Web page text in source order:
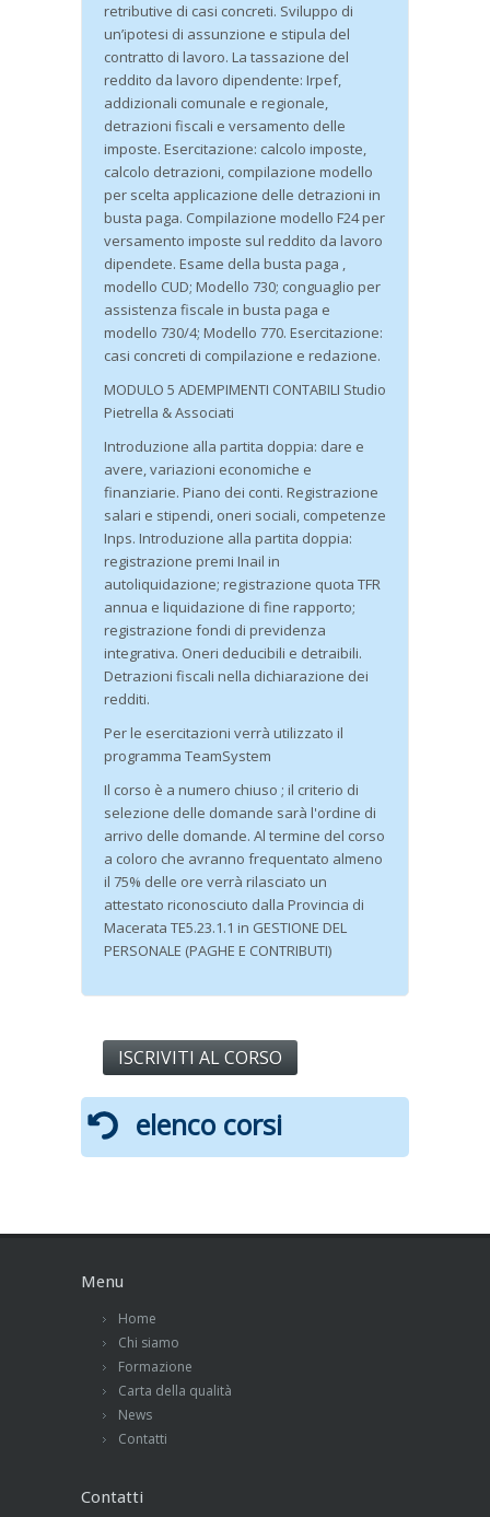
retributive di casi concreti. Sviluppo di
un’ipotesi di assunzione e stipula del
contratto di lavoro. La tassazione del
reddito da lavoro dipendente: Irpef,
addizionali comunale e regionale,
detrazioni fiscali e versamento delle
imposte. Esercitazione: calcolo imposte,
calcolo detrazioni, compilazione modello
per scelta applicazione delle detrazioni in
busta paga. Compilazione modello F24 per
versamento imposte sul reddito da lavoro
dipendete. Esame della busta paga ,
modello CUD; Modello 730; conguaglio per
assistenza fiscale in busta paga e
modello 730/4; Modello 770. Esercitazione:
casi concreti di compilazione e redazione.
MODULO 5 ADEMPIMENTI CONTABILI Studio
Pietrella & Associati
Introduzione alla partita doppia: dare e
avere, variazioni economiche e
finanziarie. Piano dei conti. Registrazione
salari e stipendi, oneri sociali, competenze
Inps. Introduzione alla partita doppia:
registrazione premi Inail in
autoliquidazione; registrazione quota TFR
annua e liquidazione di fine rapporto;
registrazione fondi di previdenza
integrativa. Oneri deducibili e detraibili.
Detrazioni fiscali nella dichiarazione dei
redditi.
Per le esercitazioni verrà utilizzato il
programma TeamSystem
Il corso è a numero chiuso ; il criterio di
selezione delle domande sarà l'ordine di
arrivo delle domande. Al termine del corso
a coloro che avranno frequentato almeno
il 75% delle ore verrà rilasciato un
attestato riconosciuto dalla Provincia di
Macerata TE5.23.1.1 in GESTIONE DEL
PERSONALE (PAGHE E CONTRIBUTI)
ISCRIVITI AL CORSO
elenco corsi
Menu
Home
Chi siamo
Formazione
Carta della qualità
News
Contatti
Contatti